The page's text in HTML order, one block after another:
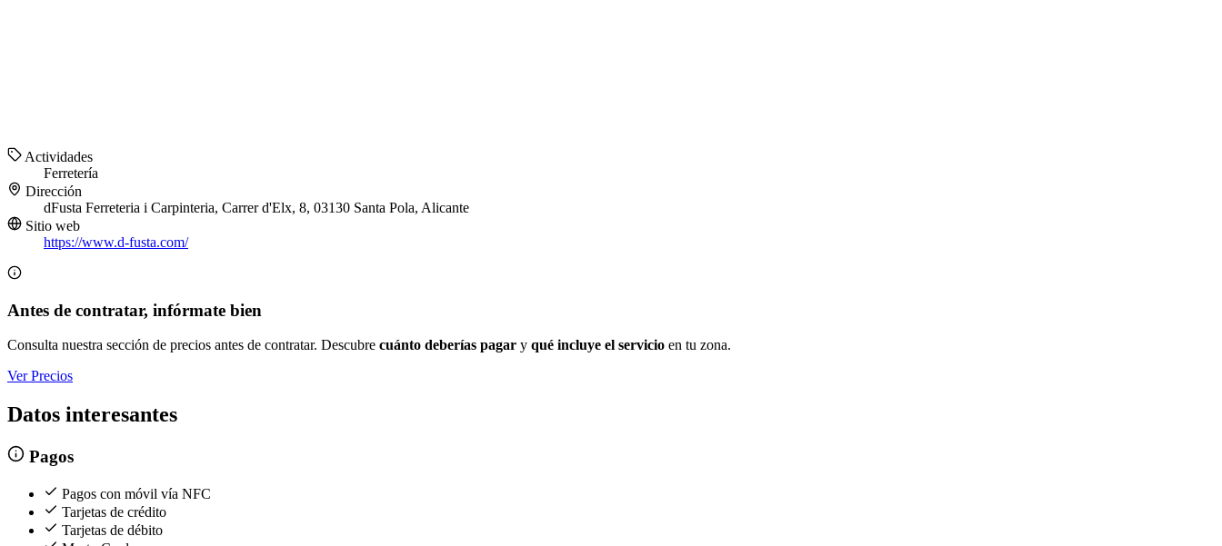
Actividades
Ferretería
Dirección
dFusta Ferreteria i Carpinteria, Carrer d'Elx, 8, 03130 Santa Pola, Alicante
Sitio web
https://www.d-fusta.com/
Antes de contratar, infórmate bien
Consulta nuestra sección de precios antes de contratar. Descubre cuánto deberías pagar y qué incluye el servicio en tu zona.
Ver Precios
Datos interesantes
Pagos
Pagos con móvil vía NFC
Tarjetas de crédito
Tarjetas de débito